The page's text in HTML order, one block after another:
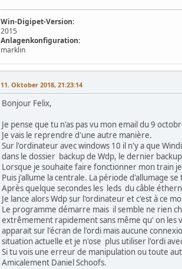
Win-Digipet-Version:
2015
Anlagenkonfiguration:
marklin
11. Oktober 2018, 21:23:14
Bonjour Felix,
Je pense que tu n'as pas vu mon email du 9
Je vais le reprendre d'une autre manière.
Sur l'ordinateur avec windows 10 il n'y a que
dans le dossier backup de Wdp, le dernier
Lorsque je souhaite faire fonctionner mon train
Puis j'allume la centrale. La période d'allumage
Après quelque secondes les leds du câble
Je lance alors Wdp sur l'ordinateur et c'est à ce
Le programme démarre mais il semble ne rien
extrêmement rapidement sans même qu' on les
apparait sur l'écran de l'ordi mais aucune
situation actuelle et je n'ose plus utiliser l'ordi
Si tu vois une erreur de manipulation ou toute
Amicalement Daniel Schoofs.